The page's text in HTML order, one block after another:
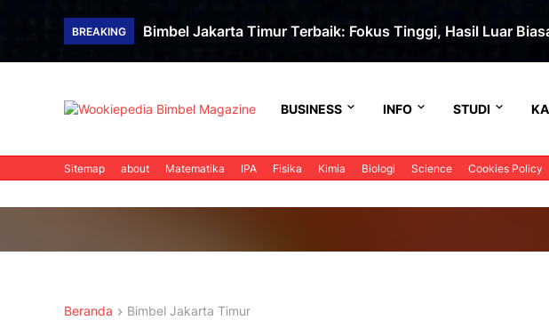
BREAKING Bimbel Jakarta Timur Terbaik: Fokus Tinggi, Hasil Luar
BUSINESS INFO STUDI
Sitemap about Matematika IPA Fisika Kimia Biologi Science Cookies Policy
Beranda Bimbel Jakarta Timur